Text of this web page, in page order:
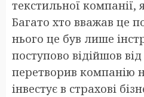
текстильної
Багато хто вважав це
нього це був лише
поступово відійшов
перетворив компанію
інвестує в страхові